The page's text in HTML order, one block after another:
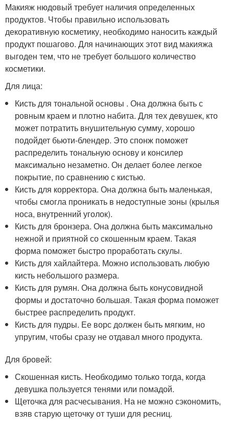
Макияж нюдовый требует наличия определенных
продуктов. Чтобы правильно использовать
декоративную косметику, необходимо наносить каждый
продукт пошагово. Для начинающих этот вид макияжа
выгоден тем, что не требует большого количество
косметики.
Для лица:
Кисть для тональной основы . Она должна быть с
ровным краем и плотно набита. Для тех девушек, кто
может потратить внушительную сумму, хорошо
подойдет бьюти-блендер. Это спонж поможет
распределить тональную основу и консилер
максимально незаметно. Он делает более легкое
покрытие, по сравнению с кистью.
Кисть для корректора. Она должна быть маленькая,
чтобы смогла проникать в недоступные зоны (крылья
носа, внутренний уголок).
Кисть для бронзера. Она должна быть максимально
нежной и приятной со скошенным краем. Такая
форма поможет быстро проработать скулы.
Кисть для хайлайтера. Можно использовать любую
кисть небольшого размера.
Кисть для румян. Она должна быть конусовидной
формы и достаточно большая. Такая форма поможет
быстрее распределить продукт.
Кисть для пудры. Ее ворс должен быть мягким, но
упругим, чтобы сразу не отдавал много продукта.
Для бровей:
Скошенная кисть. Необходимо только тогда, когда
девушка пользуется тенями или помадой.
Щеточка для расчесывания. На не можно сэкономить,
взяв старую щеточку от туши для ресниц.